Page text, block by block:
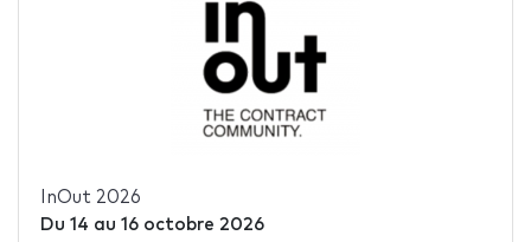
InOut 2026
Du 14 au 16 octobre 2026